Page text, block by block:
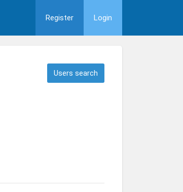
Register Login
Users search